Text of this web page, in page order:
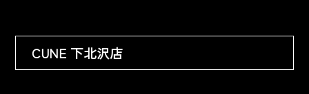
CUNE 下北沢店